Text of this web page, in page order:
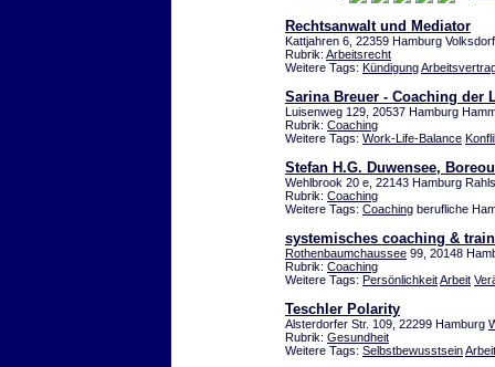
Rechtsanwalt und Mediator
Kattjahren 6, 22359 Hamburg Volksdorf
Rubrik: Arbeitsrecht
Weitere Tags: Kündigung
Sarina Breuer - Coaching der
Luisenweg 129, 20537 Hamburg
Rubrik: Coaching
Weitere Tags: Work-Life-Balance
Stefan H.G. Duwensee,
Wehlbrook 20 e, 22143 Hamburg
Rubrik: Coaching
Weitere Tags: Coaching berufliche
systemisches coaching &
Rothenbaumchaussee 99, 20148
Rubrik: Coaching
Weitere Tags: PersönlichkeitArbeit
Teschler Polarity
Alsterdorfer Str. 109, 22299 Hamburg
Rubrik: Gesundheit
Weitere Tags: SelbstbewusstseinArbeit